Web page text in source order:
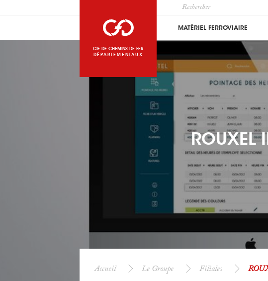
CIE DE CHEMINS DE FER
DÉPARTEMENTAUX
MATÉRIEL FERROVIAIRE
ROUXEL
Accueil Le Groupe Filiales